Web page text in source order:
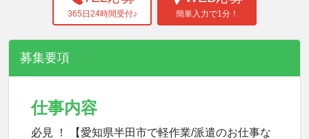
簡単入力で1分！
365日24時間受付♪
募集要項
仕事内容
必見 ！ 【愛知県半田市で軽作業/派遣のお仕事な